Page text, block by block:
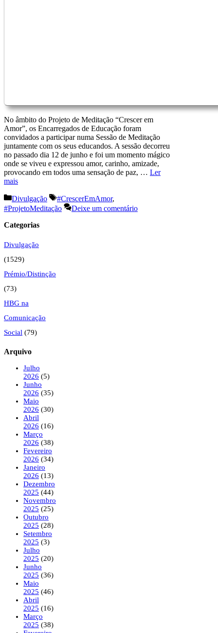
No âmbito do Projeto de Meditação “Crescer em
Amor”, os Encarregados de Educação foram
convidados a participar numa Sessão de Meditação
juntamente com os seus educandos. A sessão decorreu
no passado dia 12 de junho e foi um momento mágico
onde se viveu e expressou amor, carinho, amizade,
provocando em todos uma sensação de paz, … Ler
mais
Categorias
Divulgação Etiquetas
#CrescerEmAmor,
#ProjetoMeditação
Deixe um comentário
Categorias
Divulgação
(1529)
Prémio/Distinção
(73)
HBG na
Comunicação
Social (79)
Arquivo
Julho
2026 (5)
Junho
2026 (35)
Maio
2026 (30)
Abril
2026 (16)
Março
2026 (38)
Fevereiro
2026 (34)
Janeiro
2026 (13)
Dezembro
2025 (44)
Novembro
2025 (25)
Outubro
2025 (28)
Setembro
2025 (3)
Julho
2025 (20)
Junho
2025 (36)
Maio
2025 (46)
Abril
2025 (16)
Março
2025 (38)